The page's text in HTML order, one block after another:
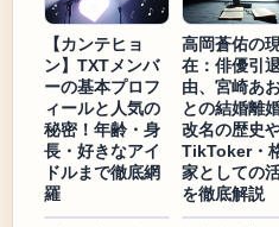
【カンテヒョ
ン】TXTメンバ
ーの基本プロフ
ィールと人気の
秘密！年齢・身
長・好きなアイ
ドルまで徹底網
羅
高岡蒼佑の
在：俳優引
由、宮崎あ
との結婚離婚
改名の歴史
TikToker・
家としての
を徹底解説